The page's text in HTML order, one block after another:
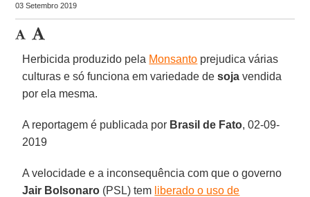
03 Setembro 2019
Herbicida produzido pela Monsanto prejudica várias
culturas e só funciona em variedade desoja vendida
por ela mesma.
A reportagem é publicada por Brasil de Fato, 02-09-
2019
A velocidade e a inconsequência com que o governo
Jair Bolsonaro (PSL) tem liberado o uso de